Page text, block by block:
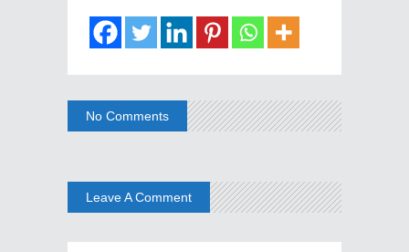
No Comments
Leave A Comment